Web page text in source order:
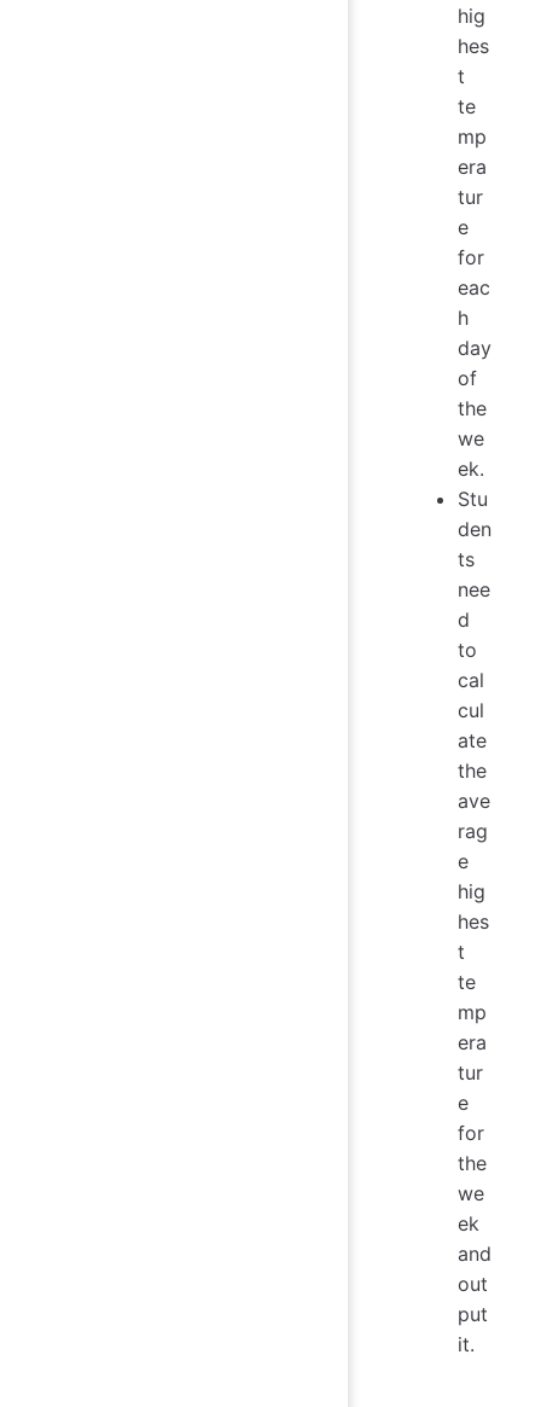
hig
hes
t
te
mp
era
tur
e
for
eac
h
day
of
the
we
ek.
Stu
den
ts
nee
d
to
cal
cul
ate
the
ave
rag
e
hig
hes
t
te
mp
era
tur
e
for
the
we
ek
and
out
put
it.